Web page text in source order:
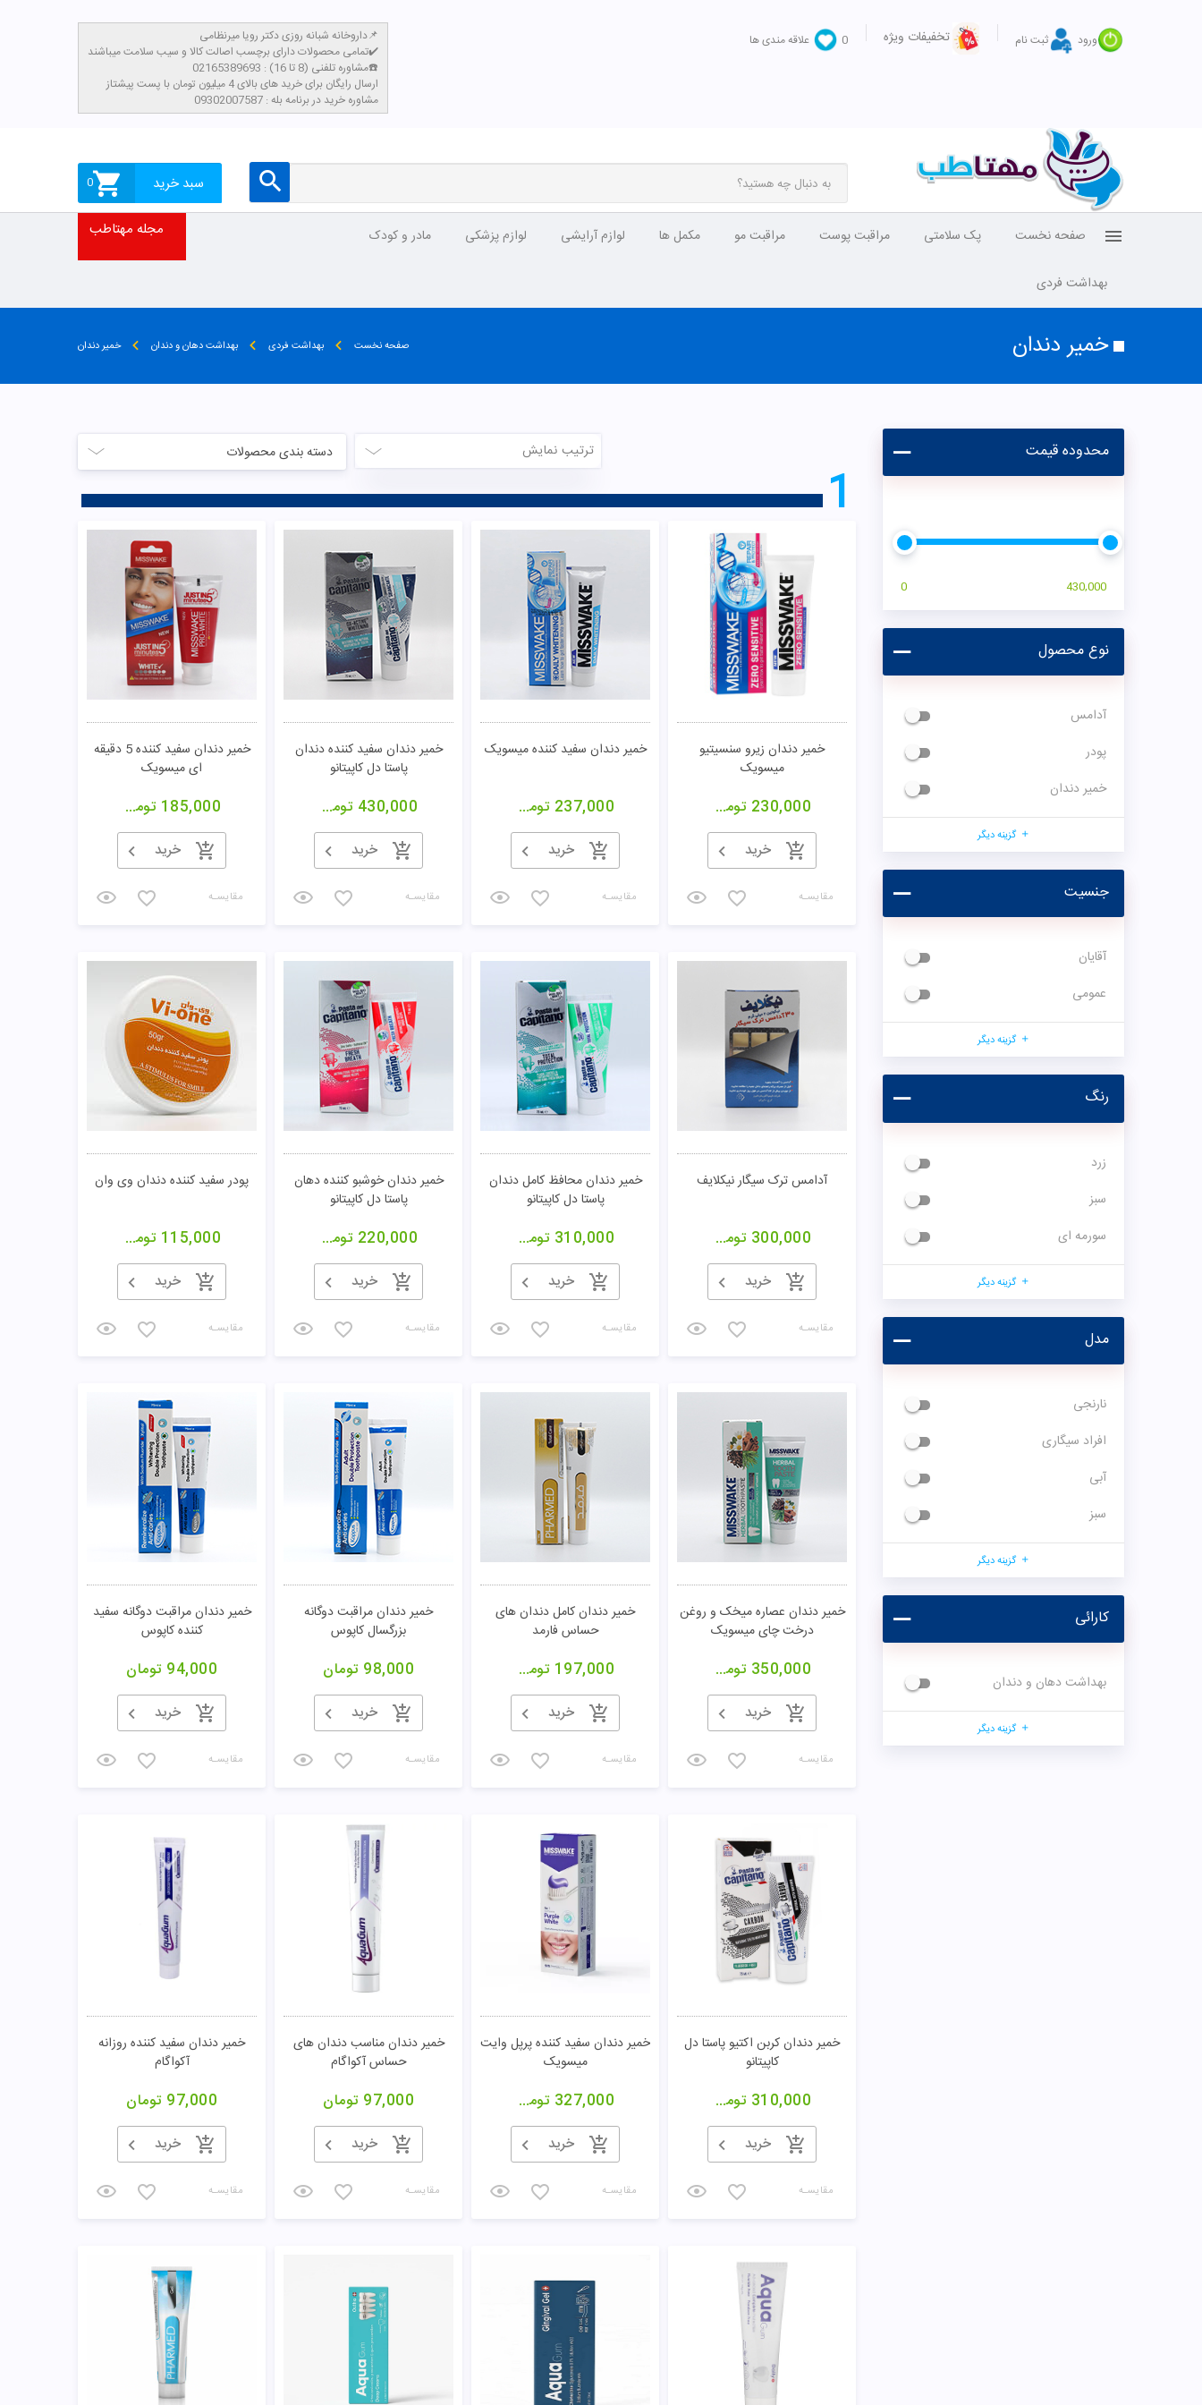
ورود ثبت نام تخفیفات ویژه 0 علاقه مندی ها
داروخانه شبانه روزی دکتر رویا میرنظامی📌
تمامی محصولات دارای برچسب اصالت کالا و سیب سلامت میباشند✔️
مشاوره تلفنی (8 تا 16) : 02165389693☎️
​ارسال رایگان برای خرید های بالای 4 میلیون تومان با پست پیشتاز
مشاوره خرید در برنامه بله : 09302007587
سبد خرید 0
صفحه نخست پک سلامتی مراقبت پوست مراقبت مو مکمل ها لوازم آرایشی لوازم پزشکی مادر و کودک
بهداشت فردی
مجله مهتاطب
خمیر دندان صفحه نخست بهداشت فردی بهداشت دهان و دندان خمیر دندان
محدوده قیمت
0 430,000
نوع محصول
آدامس
پودر
خمیر دندان
گزینه دیگر
جنسیت
آقایان
عمومی
گزینه دیگر
رنگ
زرد
سبز
سورمه ای
گزینه دیگر
مدل
نارنجی
افراد سیگاری
آبی
سبز
گزینه دیگر
کارائی
بهداشت دهان و دندان
گزینه دیگر
دسته بندی محصولات ترتیب نمایش
1
خمیر دندان زیرو سنسیتیو
میسویک
230,000 تومان
خرید
مقایسـه
خمیر دندان سفید کننده میسویک
237,000 تومان
خرید
مقایسـه
خمیر دندان سفید کننده دندان
پاستا دل کاپیتانو
430,000 تومان
خرید
مقایسـه
خمیر دندان سفید کننده 5 دقیقه
ای میسویک
185,000 تومان
خرید
مقایسـه
آدامس ترک سیگار نیکلایف
300,000 تومان
خرید
مقایسـه
خمیر دندان محافظ کامل دندان
پاستا دل کاپیتانو
310,000 تومان
خرید
مقایسـه
خمیر دندان خوشبو کننده دهان
پاستا دل کاپیتانو
220,000 تومان
خرید
مقایسـه
پودر سفید کننده دندان وی وان
115,000 تومان
خرید
مقایسـه
خمیر دندان عصاره میخک و روغن
درخت چای میسویک
350,000 تومان
خرید
مقایسـه
خمیر دندان کامل دندان های
حساس فارمد
197,000 تومان
خرید
مقایسـه
خمیر دندان مراقبت دوگانه
بزرگسال کاپوس
98,000 تومان
خرید
مقایسـه
خمیر دندان مراقبت دوگانه سفید
کننده کاپوس
94,000 تومان
خرید
مقایسـه
خمیر دندان کربن اکتیو پاستا دل
کاپیتانو
310,000 تومان
خرید
مقایسـه
خمیر دندان سفید کننده پرپل وایت
میسویک
327,000 تومان
خرید
مقایسـه
خمیر دندان مناسب دندان های
حساس آکواگام
97,000 تومان
خرید
مقایسـه
خمیر دندان سفید کننده روزانه
آکواگام
97,000 تومان
خرید
مقایسـه
تومان